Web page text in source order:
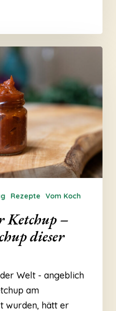
Rezepte Vom Koch
Ketchup –
dieser
Welt - angeblich
am
wurden, hätt er